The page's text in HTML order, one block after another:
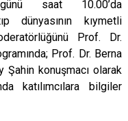
saat 10.00’da
dünyasının kıymetli
Prof. Dr.
Prof. Dr. Berna
konuşmacı olarak
katılımcılara bilgiler